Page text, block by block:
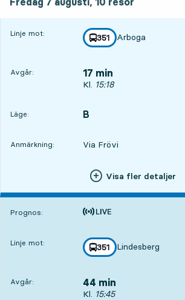
Linje mot: linje
351
mot
Arboga
,
Avgår: 17 min
Avgår, Kl. 15:18, om 17 min
Kl. 15:18
Läge:
LÄGE, B
,
Anmärkning: Via Frövi
Visa fler detaljer
Prognos:
Tiden är prognos
Linje mot: linje
351
mot
Lindesberg
,
Avgår: 44 min
Avgår, Kl. 15:45, om 44 min
Kl. 15:45